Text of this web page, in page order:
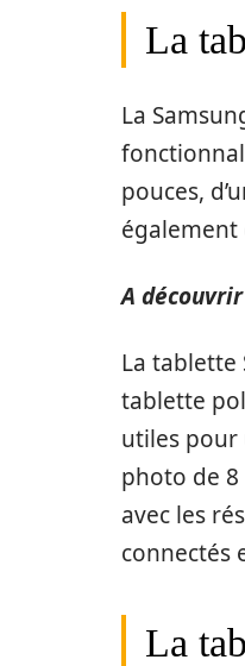
La
La
pouces,
également
A
La tablette
tablette
utiles pour
photo de
avec les
connectés
La